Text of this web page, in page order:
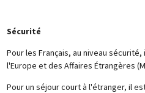
Sécurité
Pour les Français, au niveau
l'Europe et des Affaires Étrangères
Pour un séjour court à l'étranger, il